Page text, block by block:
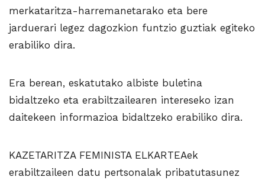
merkataritza-harremanetarako eta bere
jarduerari legez dagozkion funtzio guztiak egiteko
erabiliko dira.
Era berean, eskatutako albiste buletina
bidaltzeko eta erabiltzailearen intereseko izan
daitekeen informazioa bidaltzeko erabiliko dira.
KAZETARITZA FEMINISTA ELKARTEAek
erabiltzaileen datu pertsonalak pribatutasunez